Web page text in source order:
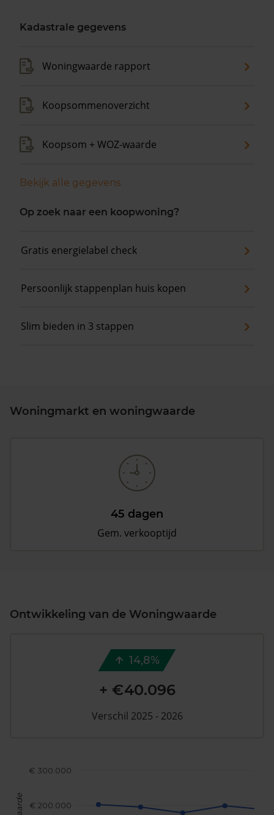
Kadastrale gegevens
Woningwaarde rapport
Koopsommenoverzicht
Koopsom + WOZ-waarde
Bekijk alle gegevens
Op zoek naar een koopwoning?
Gratis energielabel check
Persoonlijk stappenplan huis kopen
Slim bieden in 3 stappen
Woningmarkt en woningwaarde
45 dagen
Gem. verkooptijd
Ontwikkeling van de Woningwaarde
€ 200.000
€ 300.000
14,8%
+ €40.096
Verschil 2025 - 2026